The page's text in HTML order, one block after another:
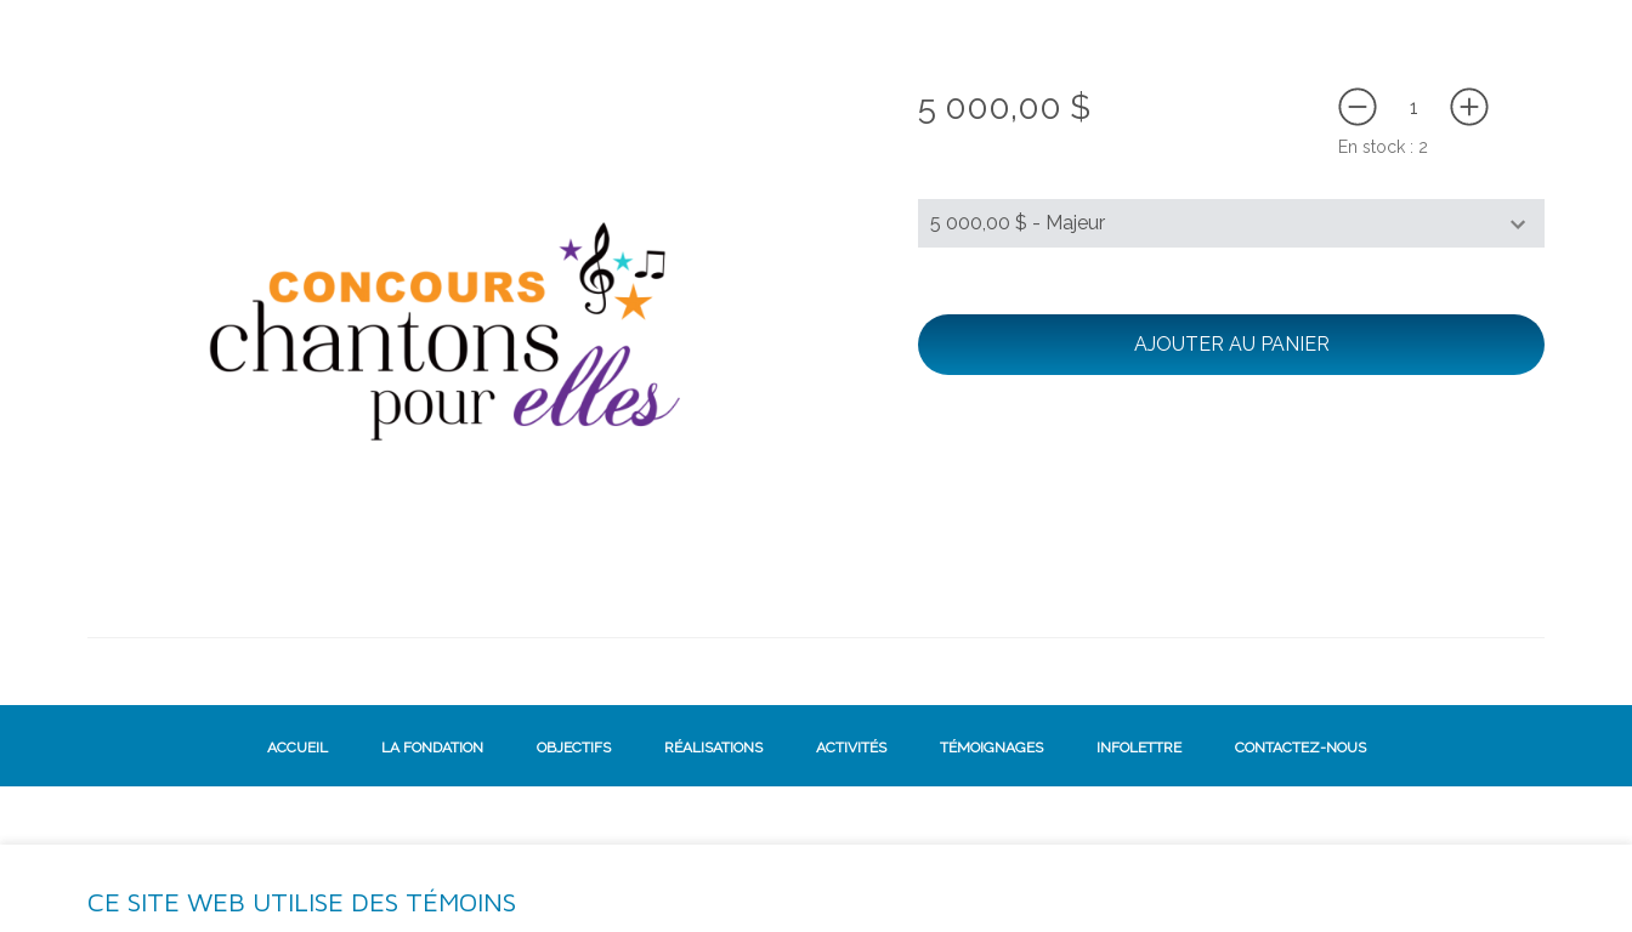
5 000,00 $
En stock : 2
AJOUTER AU PANIER
ACCUEIL LA FONDATION OBJECTIFS RÉALISATIONS ACTIVITÉS TÉMOIGNAGES INFOLETTRE CONTACTEZ-NOUS
S'ABONNER À L'INFOLETTRE
CE SITE WEB UTILISE DES TÉMOINS